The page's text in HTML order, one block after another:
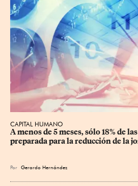
CAPITAL HUMANO
A menos de 5 meses, sólo 18% de
preparada para la reducción de la
Por Gerardo Hernández